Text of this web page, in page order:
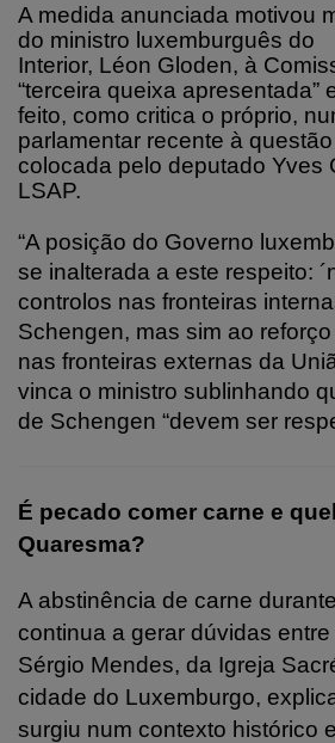
A medida anunciada motivou
do ministro luxemburguês do
Interior, Léon Gloden, à
“terceira queixa apresentada”
feito, como critica o próprio,
parlamentar recente à
colocada pelo deputado Yves
LSAP.
“A posição do Governo
se inalterada a este respeito:
controlos nas fronteiras
Schengen, mas sim ao
nas fronteiras externas da
vinca o ministro sublinhando
de Schengen “devem ser
É pecado comer carne e
Quaresma?
A abstinência de carne
continua a gerar dúvidas
Sérgio Mendes, da Igreja
cidade do Luxemburgo,
surgiu num contexto histórico